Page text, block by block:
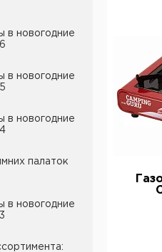
в новогодние
в новогодние
в новогодние
палаток
в новогодние